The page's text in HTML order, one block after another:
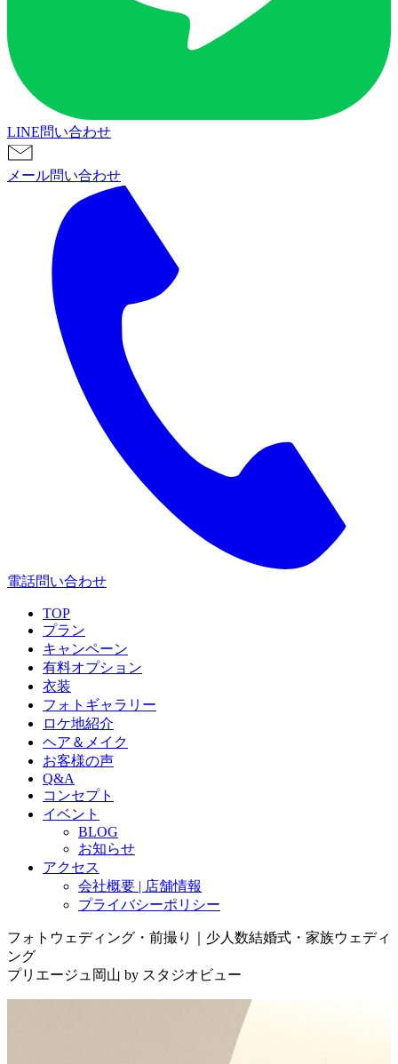
LINE問い合わせ
メール問い合わせ
電話問い合わせ
TOP
プラン
キャンペーン
有料オプション
衣装
フォトギャラリー
ロケ地紹介
ヘア＆メイク
お客様の声
Q&A
コンセプト
イベント
BLOG
お知らせ
アクセス
会社概要 | 店舗情報
プライバシーポリシー
フォトウェディング・前撮り｜少人数結婚式・家族ウェディ
ング
プリエージュ岡山 by スタジオビュー